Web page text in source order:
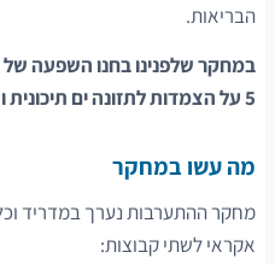
הבריאות.
5 על הצמדות לתזונה ים תיכונית ושינוי ב-BMI.
מה עשו במחקר
אקראי לשתי קבוצות: